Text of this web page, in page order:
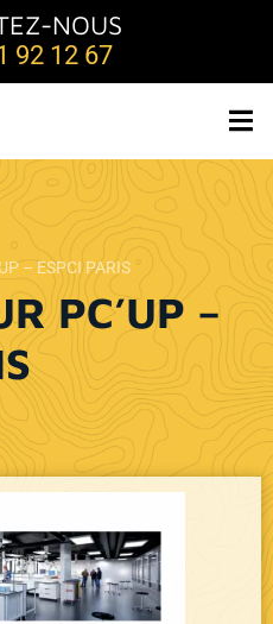
NOUS
92 12 67
PC’UP –
– ESPCI PARIS